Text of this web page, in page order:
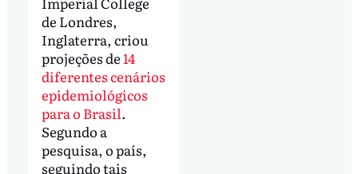
de Londres,
Inglaterra, criou
projeções de14
diferentes cenários
epidemiológicos
para o Brasil.
Segundo a
pesquisa, o país,
seguindo tais